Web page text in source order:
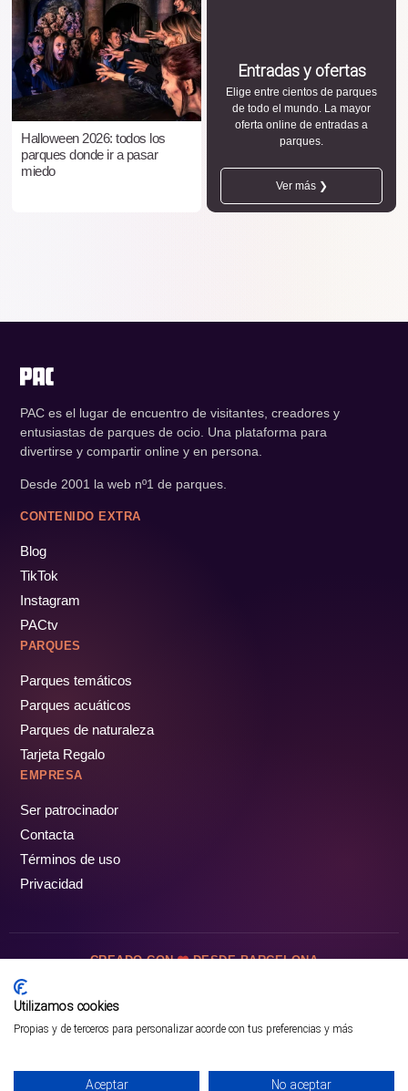
Halloween 2026: todos los
parques donde ir a pasar
miedo
Entradas y ofertas
Elige entre cientos de parques
de todo el mundo. La mayor
oferta online de entradas a
parques.
Ver más ❯
PAC es el lugar de encuentro de visitantes, creadores y
entusiastas de parques de ocio. Una plataforma para
divertirse y compartir online y en persona.
Desde 2001 la web nº1 de parques.
CONTENIDO EXTRA
Blog
TikTok
Instagram
PACtv
PARQUES
Parques temáticos
Parques acuáticos
Parques de naturaleza
Tarjeta Regalo
EMPRESA
Ser patrocinador
Contacta
Términos de uso
Privacidad
CREADO CON DESDE BARCELONA
Utilizamos cookies
Propias y de terceros para personalizar acorde con tus preferencias y más
Aceptar No aceptar